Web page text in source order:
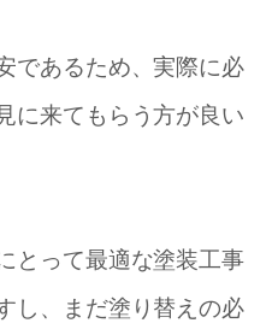
であるため、実際に必
に来てもらう方が良い
とって最適な塗装工事
し、まだ塗り替えの必